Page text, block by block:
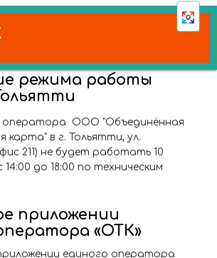
режима работы
оператора ООО "Объединённая
в г. Тольятти, ул.
211) не будет работать 10
до 18:00 по техническим
приложении
«ОТК»
единого оператора